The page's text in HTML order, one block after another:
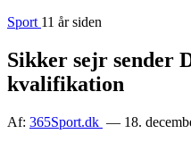
Sport 11 år siden
Sikker sejr sender
kvalifikation
Af: 365Sport.dk — 18.